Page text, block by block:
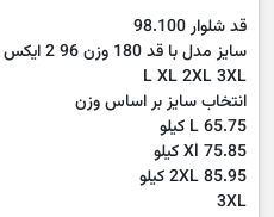
قد شلوار 98.100
سایز مدل با قد 180 وزن 96 2 ایکس
‎ L XL 2XL 3XL
انتخاب سایز بر اساس وزن
L 65.75 کیلو
Xl 75.85 کیلو
2XL 85.95 کیلو
3XL